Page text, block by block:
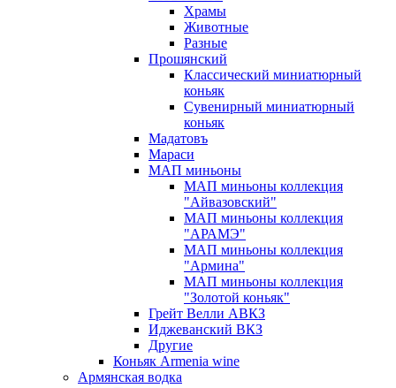
Храмы
Животные
Разные
Прошянский
Классический миниатюрный
коньяк
Сувенирный миниатюрный
коньяк
Мадатовъ
Мараси
МАП миньоны
МАП миньоны коллекция
"Айвазовский"
МАП миньоны коллекция
"АРАМЭ"
МАП миньоны коллекция
"Армина"
МАП миньоны коллекция
"Золотой коньяк"
Грейт Велли АВКЗ
Иджеванский ВКЗ
Другие
Коньяк Armenia wine
Армянская водка